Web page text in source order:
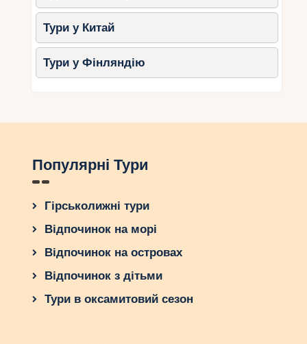
Тури у Китай
Тури у Фінляндію
Популярні Тури
Гірськолижні тури
Відпочинок на морі
Відпочинок на островах
Відпочинок з дітьми
Тури в оксамитовий сезон